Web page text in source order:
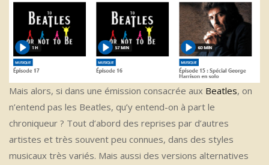
Mais alors, si dans une émission consacrée aux Beatles, on
n’entend pas les Beatles, qu’y entend-on à part le
chroniqueur ? Tout d’abord des reprises par d’autres
artistes et très souvent peu connues, dans des styles
musicaux très variés. Mais aussi des versions alternatives